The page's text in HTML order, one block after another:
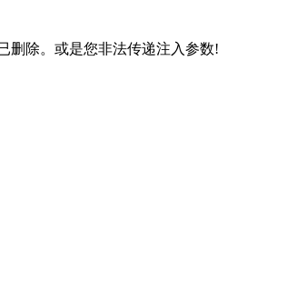
删除。或是您非法传递注入参数!